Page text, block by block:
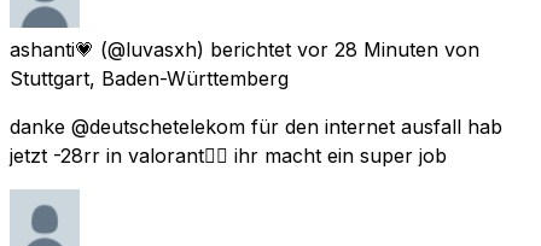
ashanti💗 (@luvasxh) berichtet vor 28 Minuten von
Stuttgart, Baden-Württemberg
danke @deutschetelekom für den internet ausfall hab
jetzt -28rr in valorant👍🏽 ihr macht ein super job